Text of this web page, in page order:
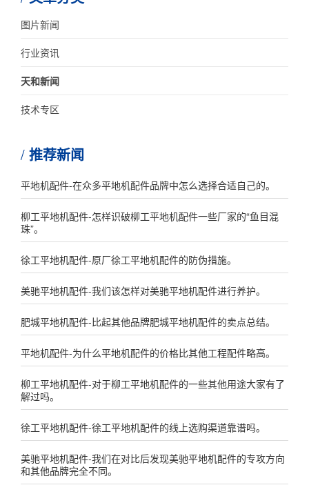
图片新闻
行业资讯
天和新闻
技术专区
推荐新闻
平地机配件-在众多平地机配件品牌中怎么选择合适自己的。
柳工平地机配件-怎样识破柳工平地机配件一些厂家的“鱼目混
珠”。
徐工平地机配件-原厂徐工平地机配件的防伪措施。
美驰平地机配件-我们该怎样对美驰平地机配件进行养护。
肥城平地机配件-比起其他品牌肥城平地机配件的卖点总结。
平地机配件-为什么平地机配件的价格比其他工程配件略高。
柳工平地机配件-对于柳工平地机配件的一些其他用途大家有了
解过吗。
徐工平地机配件-徐工平地机配件的线上选购渠道靠谱吗。
美驰平地机配件-我们在对比后发现美驰平地机配件的专攻方向
和其他品牌完全不同。